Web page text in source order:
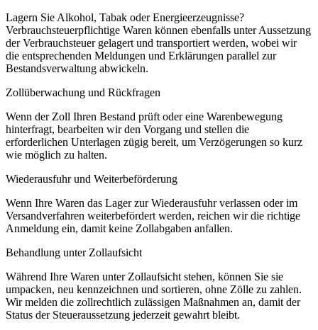
Lagern Sie Alkohol, Tabak oder Energieerzeugnisse?
Verbrauchsteuerpflichtige Waren können ebenfalls unter Aussetzung
der Verbrauchsteuer gelagert und transportiert werden, wobei wir
die entsprechenden Meldungen und Erklärungen parallel zur
Bestandsverwaltung abwickeln.
Zollüberwachung und Rückfragen
Wenn der Zoll Ihren Bestand prüft oder eine Warenbewegung
hinterfragt, bearbeiten wir den Vorgang und stellen die
erforderlichen Unterlagen zügig bereit, um Verzögerungen so kurz
wie möglich zu halten.
Wiederausfuhr und Weiterbeförderung
Wenn Ihre Waren das Lager zur Wiederausfuhr verlassen oder im
Versandverfahren weiterbefördert werden, reichen wir die richtige
Anmeldung ein, damit keine Zollabgaben anfallen.
Behandlung unter Zollaufsicht
Während Ihre Waren unter Zollaufsicht stehen, können Sie sie
umpacken, neu kennzeichnen und sortieren, ohne Zölle zu zahlen.
Wir melden die zollrechtlich zulässigen Maßnahmen an, damit der
Status der Steueraussetzung jederzeit gewahrt bleibt.